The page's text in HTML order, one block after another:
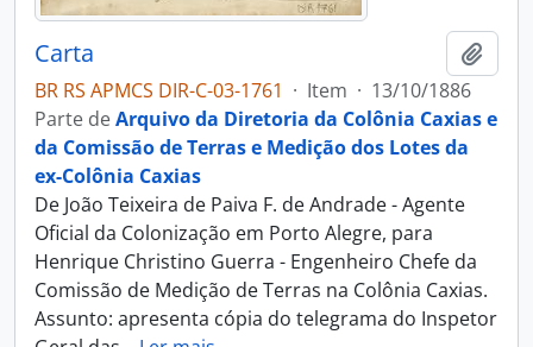
Carta
BR RS APMCS DIR-C-03-1761 · Item · 13/10/1886
Parte deArquivo da Diretoria da Colônia Caxias e
da Comissão de Terras e Medição dos Lotes da
ex-Colônia Caxias
De João Teixeira de Paiva F. de Andrade - Agente
Oficial da Colonização em Porto Alegre, para
Henrique Christino Guerra - Engenheiro Chefe da
Comissão de Medição de Terras na Colônia Caxias.
Assunto: apresenta cópia do telegrama do Inspetor